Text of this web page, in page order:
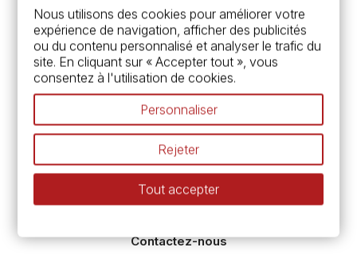
Services
Carte fidélité & avantages
Chèque cadeau, bon cadeaux
Devis & bon de commande
Pass culture - mode d'emploi
Nos promotions en cours
Espace conseils
L’aquarelle en tubes ou en godets ?
Le vocabulaire technique de l’aquarelle
Différence entre peinture Fine et Extra-fine
Préparer une toile pour peinture à l'huile et acrylique
Contactez-nous
Nous utilisons des cookies pour améliorer votre
expérience de navigation, afficher des publicités
ou du contenu personnalisé et analyser le trafic du
site. En cliquant sur « Accepter tout », vous
consentez à l'utilisation de cookies.
Personnaliser
Rejeter
Tout accepter